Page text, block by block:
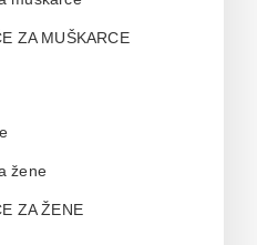
ZA MUŠKARCE
žene
ZA ŽENE